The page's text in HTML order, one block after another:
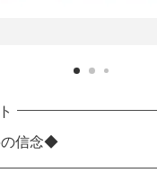
信念◆